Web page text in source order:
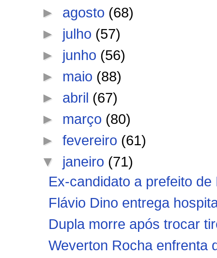
► agosto (68)
► julho (57)
► junho (56)
► maio (88)
► abril (67)
► março (80)
►fevereiro (61)
▼ janeiro (71)
Ex-candidato a prefeito
Flávio Dino entrega
Dupla morre após trocar
Weverton Rocha enfrenta